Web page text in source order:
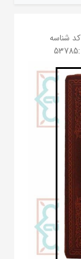
کد شناسه
:
53785